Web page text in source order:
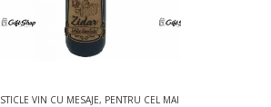
STICLE VIN CU MESAJE, PENTRU CEL MAI